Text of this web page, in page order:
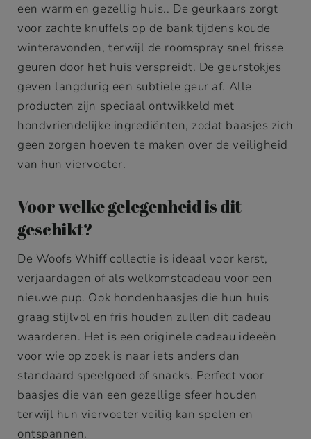
een warm en gezellig huis.. De geurkaars zorgt
voor zachte knuffels op de bank tijdens koude
winteravonden, terwijl de roomspray snel frisse
geuren door het huis verspreidt. De geurstokjes
geven langdurig een subtiele geur af. Alle
producten zijn speciaal ontwikkeld met
hondvriendelijke ingrediënten, zodat baasjes zich
geen zorgen hoeven te maken over de veiligheid
van hun viervoeter.
Voor welke gelegenheid is dit
geschikt?
De Woofs Whiff collectie is ideaal voor kerst,
verjaardagen of als welkomstcadeau voor een
nieuwe pup. Ook hondenbaasjes die hun huis
graag stijlvol en fris houden zullen dit cadeau
waarderen. Het is een originele cadeau ideeën
voor wie op zoek is naar iets anders dan
standaard speelgoed of snacks. Perfect voor
baasjes die van een gezellige sfeer houden
terwijl hun viervoeter veilig kan spelen en
ontspannen.